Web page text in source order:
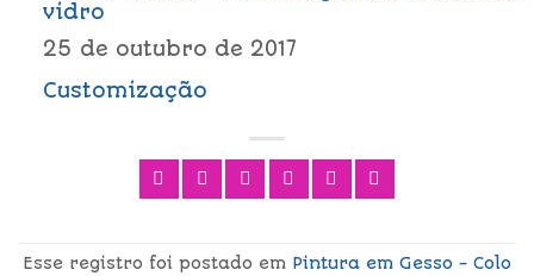
vidro
25 de outubro de 2017
Customização
Esse registro foi postado em Pintura em Gesso - Colo